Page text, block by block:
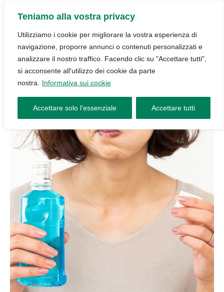
Teniamo alla vostra privacy
Utilizziamo i cookie per migliorare la vostra esperienza di
navigazione, proporre annunci o contenuti personalizzati e
analizzare il nostro traffico. Facendo clic su "Accettare tutti",
si acconsente all'utilizzo dei cookie da parte
nostra.
Informativa sui cookie
Accettare solo l'essenziale Accettare tutti